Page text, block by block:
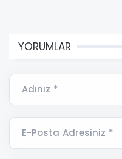
YORUMLAR
Adınız *
E-Posta Adresiniz *